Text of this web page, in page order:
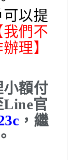
以提
我們不
理】
小額付
Line官
，繼